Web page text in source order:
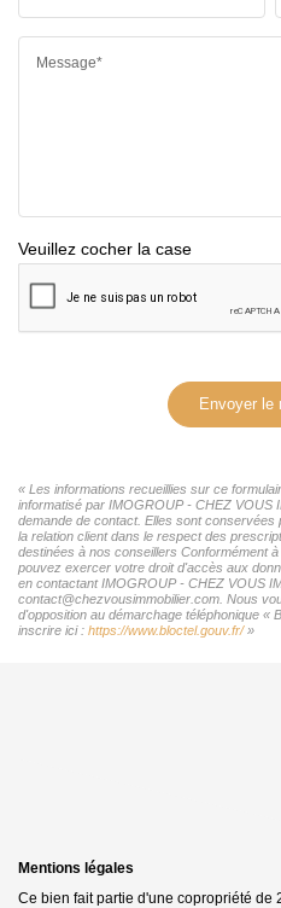
Message*
Veuillez cocher la case
Envoyer le
« Les informations recueillies sur ce
informatisé par IMOGROUP - CHEZ VOUS
demande de contact. Elles sont
la relation client dans le respect des
destinées à nos conseillers Conformément
pouvez exercer votre droit d'accès aux
en contactant IMOGROUP - CHEZ VOUS
contact@chezvousimmobilier.com. Nous
d'opposition au démarchage téléphonique «
inscrire ici : https://www.bloctel.gouv.fr/»
Mentions légales
Ce bien fait partie d'une copropriété de